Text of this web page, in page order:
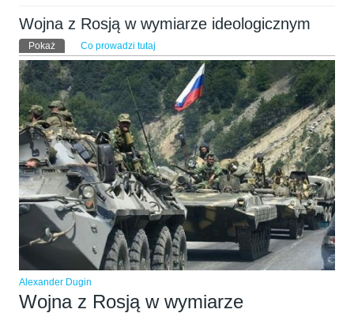
Wojna z Rosją w wymiarze ideologicznym
Karty podstawowe
Pokaż (aktywna karta)
Co prowadzi tutaj
Alexander Dugin
Wojna z Rosją w wymiarze